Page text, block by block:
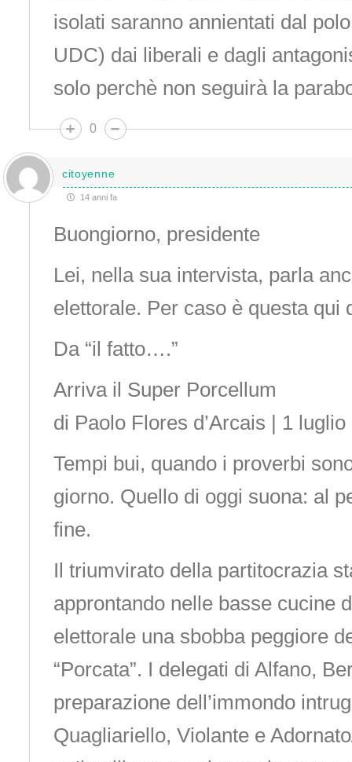
isolati saranno annientati dal
UDC) dai liberali e dagli
solo perchè non seguirà la
0
citoyenne
14 anni fa
Buongiorno, presidente
Lei, nella sua intervista, parla
elettorale. Per caso è questa qui
Da “il fatto….”
Arriva il Super Porcellum
di Paolo Flores d’Arcais | 1 luglio
Tempi bui, quando i proverbi
giorno. Quello di oggi suona: al
fine.
Il triumvirato della partitocrazia
approntando nelle basse cucine
elettorale una sbobba peggiore
“Porcata”. I delegati di Alfano,
preparazione dell’immondo
Quagliariello, Violante e